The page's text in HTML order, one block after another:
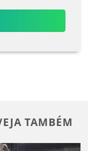
TAMBÉM